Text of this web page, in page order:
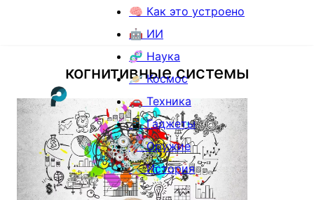
🧠 Как это устроено
🤖 ИИ
🧬 Наука
🪐 Космос
🚗 Техника
📱 Гаджеты
🚀 Оружие
⏳ История
когнитивные системы